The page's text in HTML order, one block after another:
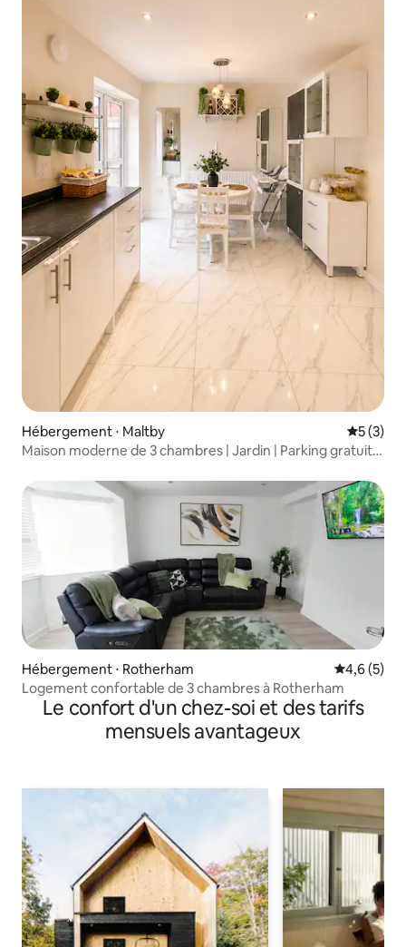
Hébergement ⋅ Maltby
5 (3)
Maison moderne de 3 chambres | Jardin | Parking gratuit |
Hébergement ⋅ Rotherham Évaluation
4,6 (5)
Logement confortable de 3 chambres à Rotherham
Le confort d'un chez-soi et des tarifs
mensuels avantageux